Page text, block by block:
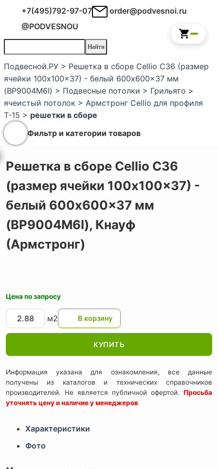
+7(495)792-97-07
order@podvesnoi.ru
@PODVESNOU
Подвесной.РУ > Решетка в сборе Cellio C36 (размер
ячейки 100x100x37) - белый 600x600x37 мм
(BP9004M6I) > Подвесные потолки > Грильято >
ячеистый потолок > Армстронг Cellio для профиля
Т-15 > решетки в сборе
Фильтр и категории товаров
Решетка в сборе Cellio C36
(размер ячейки 100x100x37) -
белый 600x600x37 мм
(BP9004M6I), Кнауф
(Армстронг)
Цена по запросу
м2
КУПИТЬ
Информация указана для ознакомления, все данные
получены из каталогов и технических справочников
производителей. Не является публичной офертой. Просьба
уточнять цену и наличие у менеджеров
Характеристики
Фото